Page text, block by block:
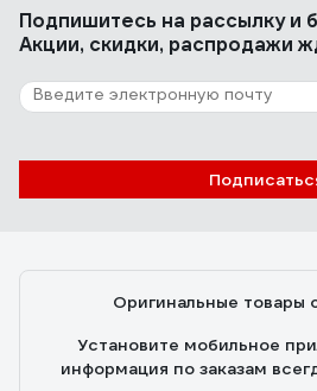
Работает и на горячей воде и на
бренд.
Отзыв о Valtec до +90 С, 1,5м3, 1/
Паспорта со «свежими» датами
Подпишитесь на рассылкуи
Акции, скидки, распродажи
Оригинальные товары
Установите мобильное
информация по заказам